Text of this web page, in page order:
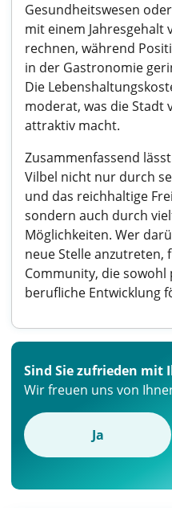
Gesundheitswesen
mit einem Jahresgehalt
rechnen, während
in der Gastronomie
Die
moderat, was die Stadt
attraktiv macht.
Zusammenfassend
Vilbel nicht nur durch
und das reichhaltige
sondern auch durch
Möglichkeiten. Wer
neue Stelle anzutreten,
Community, die sowohl
berufliche Entwicklung
Sind Sie zufrieden mit
Wir freuen uns von
Ja